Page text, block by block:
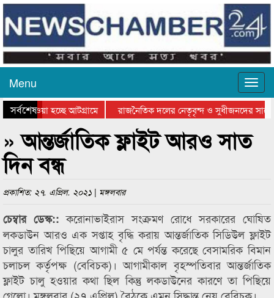
Menu
সর্বশেষ
যাওয়া হচ্ছে আটগ্রামে
রাজনৈতিক দলের নেতৃবৃন্দ ও সুধীজনদের সাথে
পুরস্কার বিতরণ সম্পন্ন
সিলেটে বাংলাদেশ গ্রুপ থিয়েটার
» আন্তর্জাতিক ফ্লাইট আরও সাত
দিন বন্ধ
প্রকাশিত: ২৭. এপ্রিল. ২০২১ | মঙ্গলবার
চেম্বার ডেস্ক::করোনাভাইরাস সংক্রমণ রোধে সরকারের ঘোষিত
লকডাউন আরও এক সপ্তাহ বৃদ্ধি করায় আন্তর্জাতিক সিডিউল ফ্লাইট
চালুর তারিখ পিছিয়ে আগামী ৫ মে পর্যন্ত করেছে বেসামরিক বিমান
চলাচল কর্তৃপক্ষ (বেবিচক)। আগামীকাল বৃহস্পতিবার আন্তর্জাতিক
ফ্লাইট চালু হওয়ার কথা ছিল কিন্তু লকডাউনের কারণে তা পিছিয়ে